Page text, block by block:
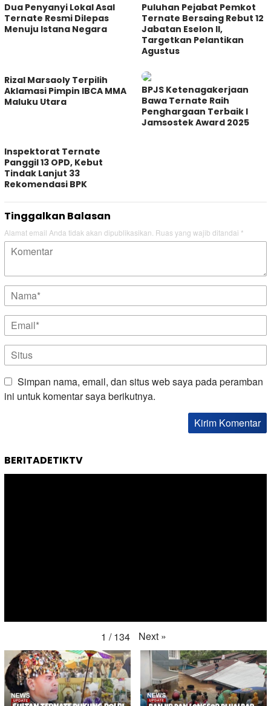
Dua Penyanyi Lokal Asal
Ternate Resmi Dilepas
Menuju Istana Negara
Puluhan Pejabat Pemkot
Ternate Bersaing Rebut 12
Jabatan Eselon II,
Targetkan Pelantikan
Agustus
Rizal Marsaoly Terpilih
Aklamasi Pimpin IBCA MMA
Maluku Utara
BPJS Ketenagakerjaan
Bawa Ternate Raih
Penghargaan Terbaik I
Jamsostek Award 2025
Inspektorat Ternate
Panggil 13 OPD, Kebut
Tindak Lanjut 33
Rekomendasi BPK
Tinggalkan Balasan
Alamat email Anda tidak akan dipublikasikan. Ruas yang wajib ditandai *
Simpan nama, email, dan situs web saya pada peramban
ini untuk komentar saya berikutnya.
BERITADETIKTV
1 / 134 Next »